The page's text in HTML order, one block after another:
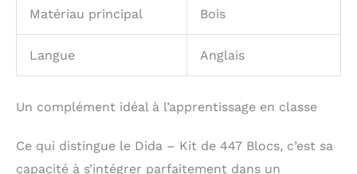
enseignants d'impliquer
découverte des
concepts
Avantages
Soutenus par la
Matériau principal Bois
Langue Anglais
Un complément idéal à l’apprentissage en classe
Ce qui distingue le Dida – Kit de 447 Blocs, c’est sa
capacité à s’intégrer parfaitement dans un